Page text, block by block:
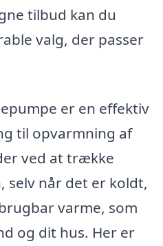
tilbud kan du
valg, der passer
er en effektiv
til opvarmning af
ved at trække
selv når det er koldt,
varme, som
og dit hus. Her er